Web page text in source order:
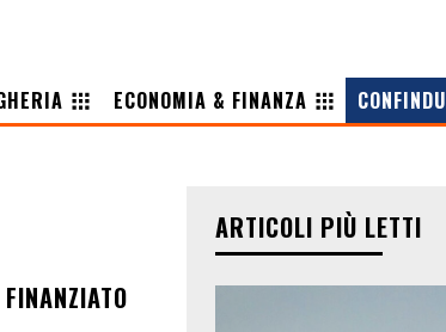
ECONOMIA & FINANZA
ARTICOLI PIÙ LETTI